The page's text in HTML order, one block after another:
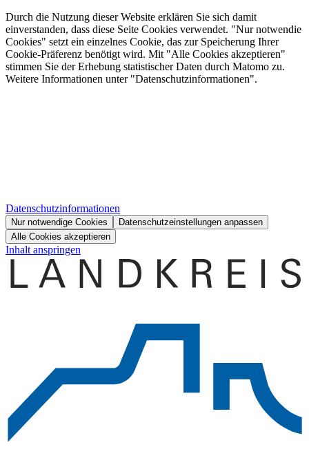
Durch die Nutzung dieser Website erklären Sie sich damit
einverstanden, dass diese Seite Cookies verwendet. "Nur notwendie
Cookies" setzt ein einzelnes Cookie, das zur Speicherung Ihrer
Cookie-Präferenz benötigt wird. Mit "Alle Cookies akzeptieren"
stimmen Sie der Erhebung statistischer Daten durch Matomo zu.
Weitere Informationen unter "Datenschutzinformationen".
Datenschutzinformationen
Nur notwendige Cookies
Datenschutzeinstellungen anpassen
Alle Cookies akzeptieren
Inhalt anspringen